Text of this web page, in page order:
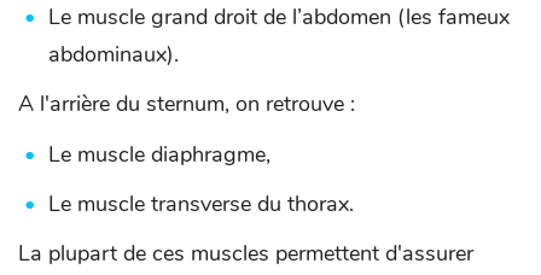
Le muscle grand droit de l’abdomen (les fameux
abdominaux).
A l'arrière du sternum, on retrouve :
Le muscle diaphragme,
Le muscle transverse du thorax.
La plupart de ces muscles permettent d'assurer